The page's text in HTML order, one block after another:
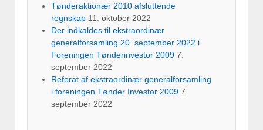
Tønderaktionær 2010 afsluttende
regnskab 11. oktober 2022
Der indkaldes til ekstraordinær
generalforsamling 20. september 2022 i
Foreningen Tønderinvestor 2009 7.
september 2022
Referat af ekstraordinær generalforsamling
i foreningen Tønder Investor 2009 7.
september 2022